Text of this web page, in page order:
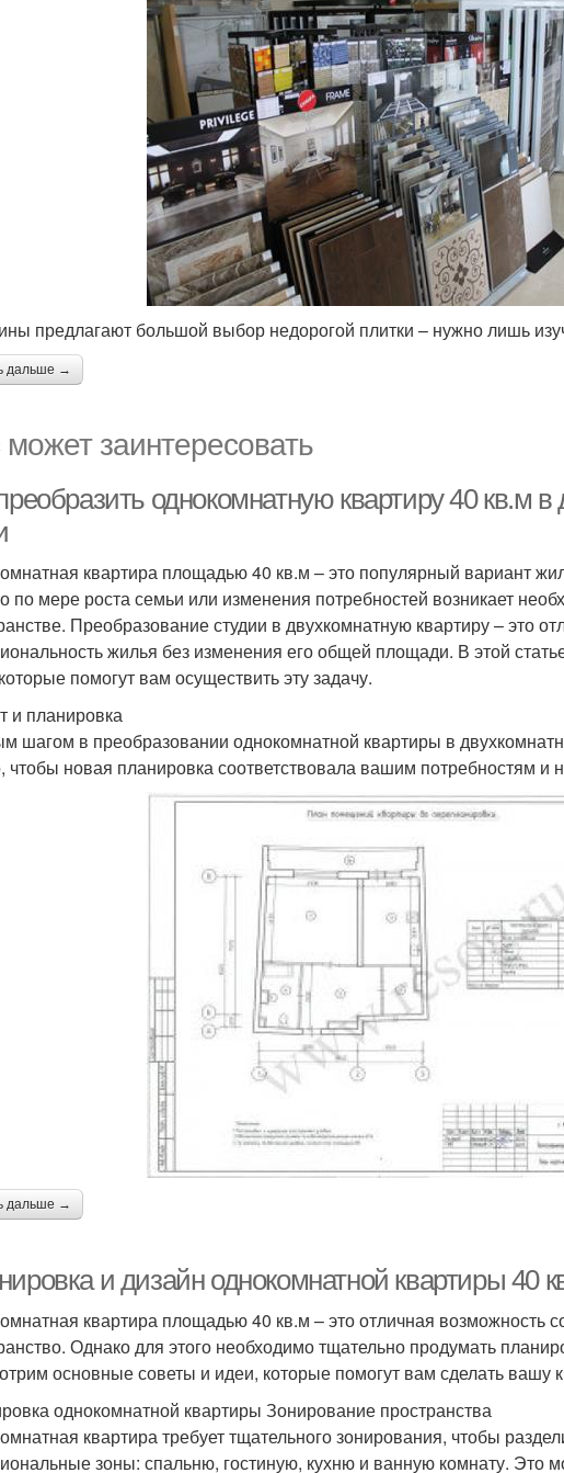
предлагают большой выбор недорогой плитки – нужно лишь
дальше →
заинтересовать
однокомнатную квартиру 40 кв.м
квартира площадью 40 кв.м – это популярный вариант
по мере роста семьи или изменения потребностей возникает
Преобразование студии в двухкомнатную квартиру – это
жилья без изменения его общей площади. В этой
помогут вам осуществить эту задачу.
и планировка
шагом в преобразовании однокомнатной квартиры в
чтобы новая планировка соответствовала вашим потребностям и
дальше →
и дизайн однокомнатной квартиры 40
квартира площадью 40 кв.м – это отличная возможность
Однако для этого необходимо тщательно продумать
основные советы и идеи, которые помогут вам сделать вашу
однокомнатной квартиры Зонирование пространства
квартира требует тщательного зонирования, чтобы
зоны: спальню, гостиную, кухню и ванную комнату. Это